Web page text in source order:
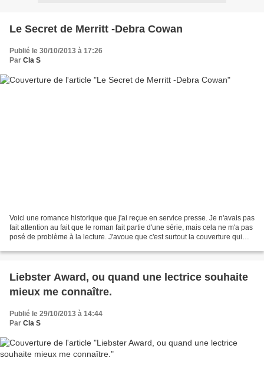
Le Secret de Merritt -Debra Cowan
Publié le 30/10/2013 à 17:26
Par Cla S
Voici une romance historique que j'ai reçue en service presse. Je n'avais pas
fait attention au fait que le roman fait partie d'une série, mais cela ne m'a pas
posé de problème à la lecture. J'avoue que c'est surtout la couverture qui
Liebster Award, ou quand une lectrice souhaite
mieux me connaître.
Publié le 29/10/2013 à 14:44
Par Cla S